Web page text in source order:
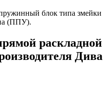
блок типа змейки
(ППУ).
раскладной
Дива